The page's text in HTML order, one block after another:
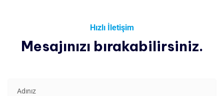
Hızlı İletişim
Mesajınızı bırakabilirsiniz.